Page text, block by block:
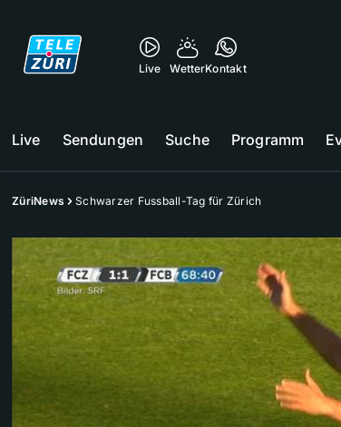
Live WetterKontakt
Live Sendungen Suche Programm
ZüriNews Schwarzer Fussball-Tag für Zürich